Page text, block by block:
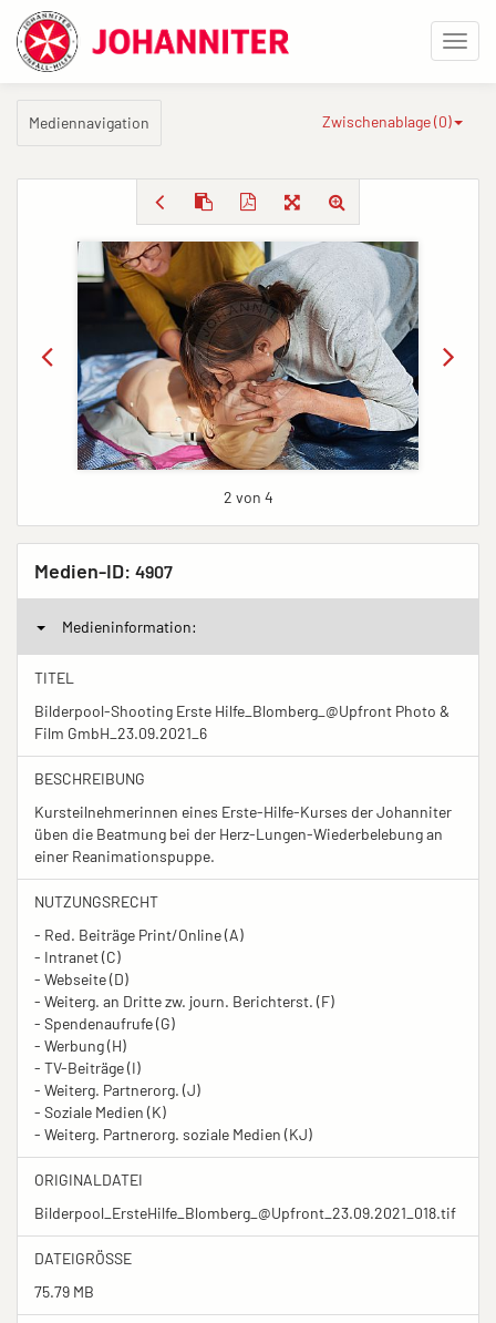
Mediennavigation Zwischenablage (0)
2 von 4
Medien-ID: 4907
Medieninformation:
TITEL
Bilderpool-Shooting Erste Hilfe_Blomberg_@Upfront Photo &
Film GmbH_23.09.2021_6
BESCHREIBUNG
Kursteilnehmerinnen eines Erste-Hilfe-Kurses der Johanniter
üben die Beatmung bei der Herz-Lungen-Wiederbelebung an
einer Reanimationspuppe.
NUTZUNGSRECHT
- Red. Beiträge Print/Online (A)
- Intranet (C)
- Webseite (D)
- Weiterg. an Dritte zw. journ. Berichterst. (F)
- Spendenaufrufe (G)
- Werbung (H)
- TV-Beiträge (I)
- Weiterg. Partnerorg. (J)
- Soziale Medien (K)
- Weiterg. Partnerorg. soziale Medien (KJ)
ORIGINALDATEI
Bilderpool_ErsteHilfe_Blomberg_@Upfront_23.09.2021_018.tif
DATEIGRÖSSE
75.79 MB